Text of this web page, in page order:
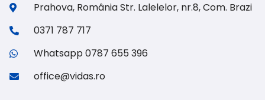
Prahova, România Str. Lalelelor, nr.8, Com. Brazi
0371 787 717
Whatsapp 0787 655 396
office@vidas.ro